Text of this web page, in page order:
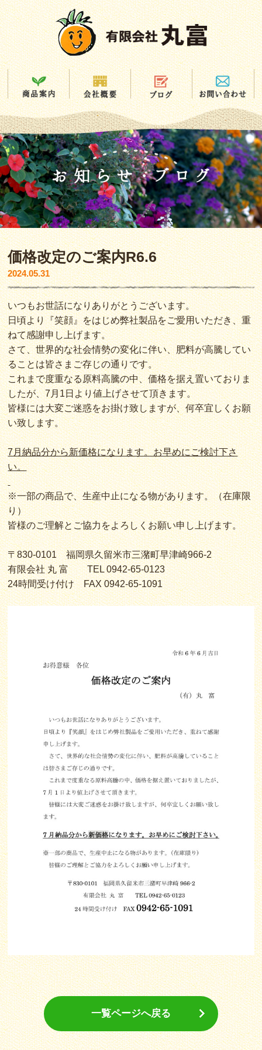
価格改定のご案内R6.6
2024.05.31
いつもお世話になりありがとうございます。
日頃より『笑顔』をはじめ弊社製品をご愛用いただき、重
ねて感謝申し上げます。
さて、世界的な社会情勢の変化に伴い、肥料が高騰してい
ることは皆さまご存じの通りです。
これまで度重なる原料高騰の中、価格を据え置いておりま
したが、7月1日より値上げさせて頂きます。
皆様には大変ご迷惑をお掛け致しますが、何卒宜しくお願
い致します。
7月納品分から新価格になります。お早めにご検討下さ
い。
※一部の商品で、生産中止になる物があります。（在庫限
り）
皆様のご理解とご協力をよろしくお願い申し上げます。
〒830-0101 福岡県久留米市三潴町早津崎966-2
有限会社 丸 富 TEL 0942-65-0123
24時間受け付け FAX0942-65-1091
一覧ページへ戻る